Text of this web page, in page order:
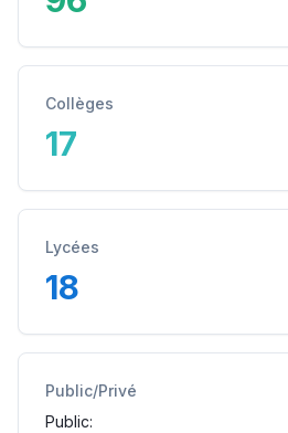
Collèges
17
Lycées
18
Public/Privé
Public: